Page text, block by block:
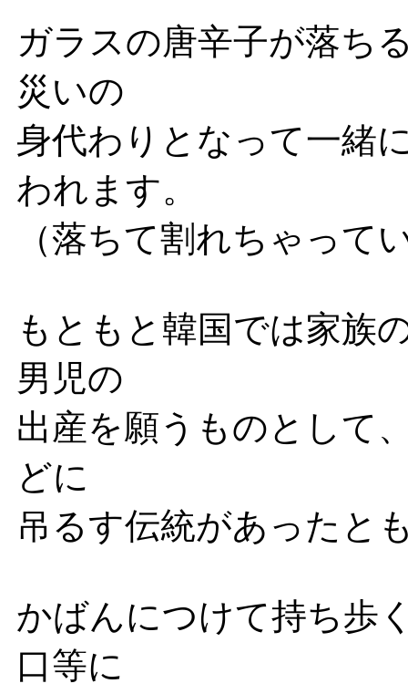
ガラスの唐辛子が落ち
災いの
身代わりとなって一緒
われます。
（落ちて割れちゃって
もともと韓国では家族
男児の
出産を願うものとして
どに
吊るす伝統があったと
かばんにつけて持ち歩
口等に